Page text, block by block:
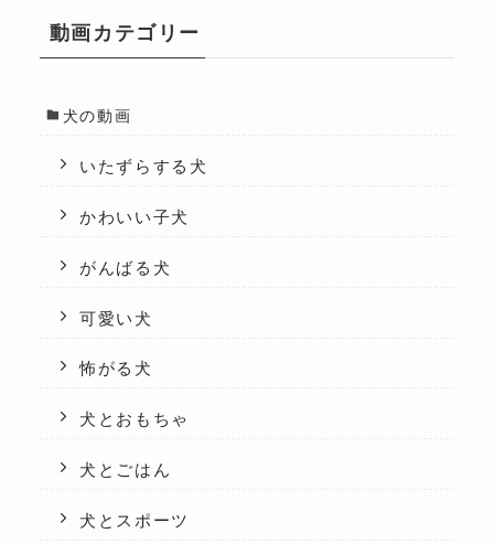
動画カテゴリー
犬の動画
いたずらする犬
かわいい子犬
がんばる犬
可愛い犬
怖がる犬
犬とおもちゃ
犬とごはん
犬とスポーツ